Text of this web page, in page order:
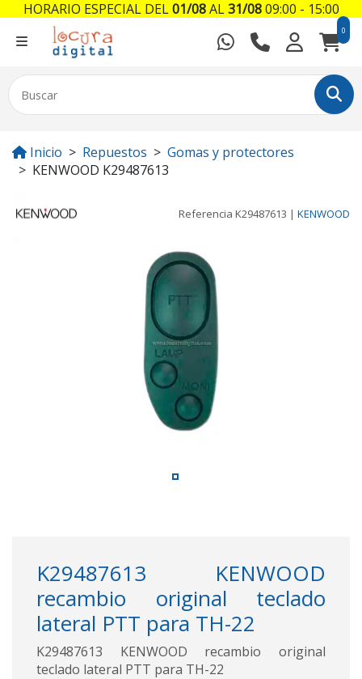
0
Inicio Repuestos
Gomas y protectores
KENWOOD K29487613
Referencia K29487613 | KENWOOD
K29487613 KENWOOD
recambio original teclado
lateral PTT para TH-22
K29487613 KENWOOD recambio original
teclado lateral PTT para TH-22
HORARIO ESPECIAL DEL01/08AL31/0809:00 - 15:00